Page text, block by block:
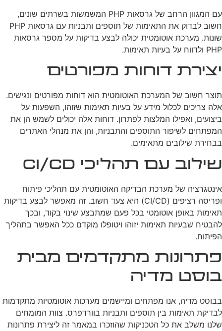
עם המגוון הרחב של גרסאות PHP המשמשות בשרתים שונים,
חשוב לבדוק את התאימות של תוספים ותבניות עם גרסאות PHP
שונות. מערכת אוטומטית יכולה לבצע בדיקות על מספר גרסאות
PHP ולדווח על בעיות תאימות.
יצירת דוחות מפורטים
תוצר חשוב של המערכת האוטומטית הוא דוחות מפורטים ונגישים.
אלה צריכים לכלול מידע על בעיות תאימות שזוהו, השפעות על
ביצועים, ואפילו המלצות לפתרון. דוחות אלה יכולים לשמש הן את
המפתחים לשיפור התוספים והתבניות, והן את מנהלי האתרים
בבחירת שילובים מתאימים.
שילוב עם תהליכי CI/CD
אינטגרציה של מערכת הבדיקה האוטומטית עם תהליכי פיתוח
ופריסה רציפים (CI/CD) היא צעד חשוב. זה מאפשר לבצע בדיקות
תאימות באופן אוטומטי בכל פעם שמתבצע שינוי בקוד, ובכך
להבטיח שבעיות תאימות יזוהו ויטופלו מוקדם ככל האפשר בתהליך
הפיתוח.
פתרונות מתקדמים מבית
בוסט מדיה
בבוסט מדיה, אנו מפתחים ומיישמים מערכות אוטומטיות מתקדמות
לבדיקת תאימות בין תוספים ותבניות בוורדפרס. צוות המומחים
שלנו משלב את כל הטכניקות שהוזכרו במאמר זה ליצירת פתרונות